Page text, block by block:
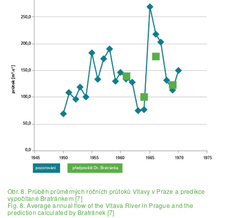
Obr. 8. Průběh průměrných ročních průtoků Vltavy v Praze a predikce
vypočítané Bratránkem [7]
Fig. 8. Average annual flow of the Vltava River in Prague and the
prediction calculated by Bratránek [7]